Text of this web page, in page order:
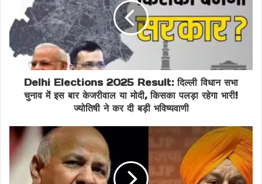
Delhi Election Result 2025: Arvind Kejriwal lost
from New Delhi seat
Delhi Election Result 2025: नई दिल्ली सीट से हारे
अरविंद केजरीवाल
Delhi Elections 2025 Result: दिल्ली विधान सभा
चुनाव में इस बार केजरीवाल या मोदी, किसका पलड़ा रहेगा भारी!
ज्योतिषी ने कर दी बड़ी भविष्यवाणी